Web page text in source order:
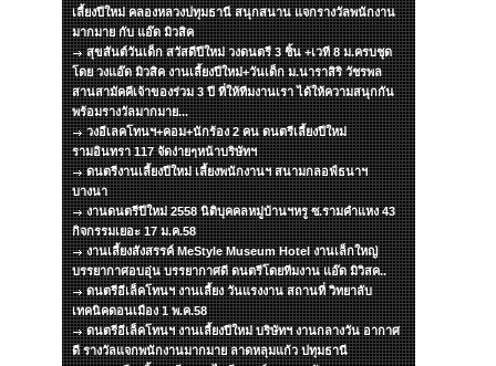
เลี้ยงปีใหม่ คลองหลวงปทุมธานี สนุกสนาน แจกรางวัลพนักงาน
มากมาย กับ แอ๊ด มิวสิค
สุขสันต์วันเด็ก สวัสดีปีใหม่ วงดนตรี 3 ชิ้น +เวที 8 ม.ครบชุด
โดย วงแอ๊ด มิวสิค งานเลี้ยงปีใหม่+วันเด็ก ม.นาราสิริ วัชรพล
สานสามัคคีเจ้าของร่วม 3 ปี ที่ให้ทีมงานเรา ได้ให้ความสนุกกัน
พร้อมรางวัลมากมาย...
วงอีเลคโทนฯ+คอม+นักร้อง 2 คน ดนตรีเลี้ยงปีใหม่
รามอินทรา 117 จัดง่ายๆหน้าบริษัทฯ
ดนตรีงานเลี้ยงปีใหม่ เลี้ยงพนักงานฯ สนามกลอฟ์ธนาฯ
บางนา
งานดนตรีปีใหม่ 2558 นิติบุคคลหมู่บ้านฯหรู ซ.รามคำแหง 43
กิจกรรมเยอะ 17 ม.ค.58
งานเลี้ยงสังสรรค์ MeStyle Museum Hotel งานเล็กใหญ่
บรรยากาศอบอุ่น บรรยากาศดี ดนตรีโดยทีมงาน แอ๊ด มิวิสค..
ดนตรีอีเล็คโทนฯ งานเลี้ยง วันแรงงาน สถานที่ วิทยาลับ
เทคนิคดอนเมือง 1 พ.ค.58
ดนตรีอีเล็คโทนฯ งานเลี้ยงปีใหม่ บริษัทฯ งานกลางวัน อากาศ
ดี รางวัลแจกพนักงานมากมาย ลาดหลุมแก้ว ปทุมธานี